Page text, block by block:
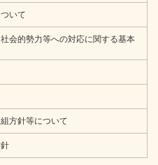
規定」「ＪＡカード（一体
」の一部改正について
用規定の制定について
利用規定」につきまして、
いて
会的勢力等への対応に関する基本
方針等について